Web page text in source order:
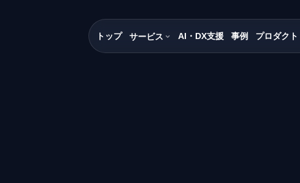
トップ サービス AI・DX支援 事例 プロダクト